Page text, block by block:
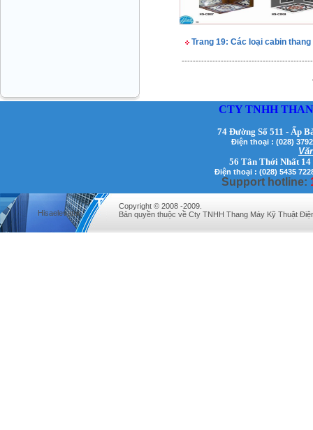
Trang 19: Các loại cabin
CTY TNHH
74 Đường Số 511 - Ấp
Điện thoại : (028)
56 Tân Thới Nhất
Điện thoại : (028) 5435
Support hotline:
Hisaelevator
Copyright © 2008 -2009.
Bản quyền thuộc về Cty TNHH Thang Máy Kỹ Thuật